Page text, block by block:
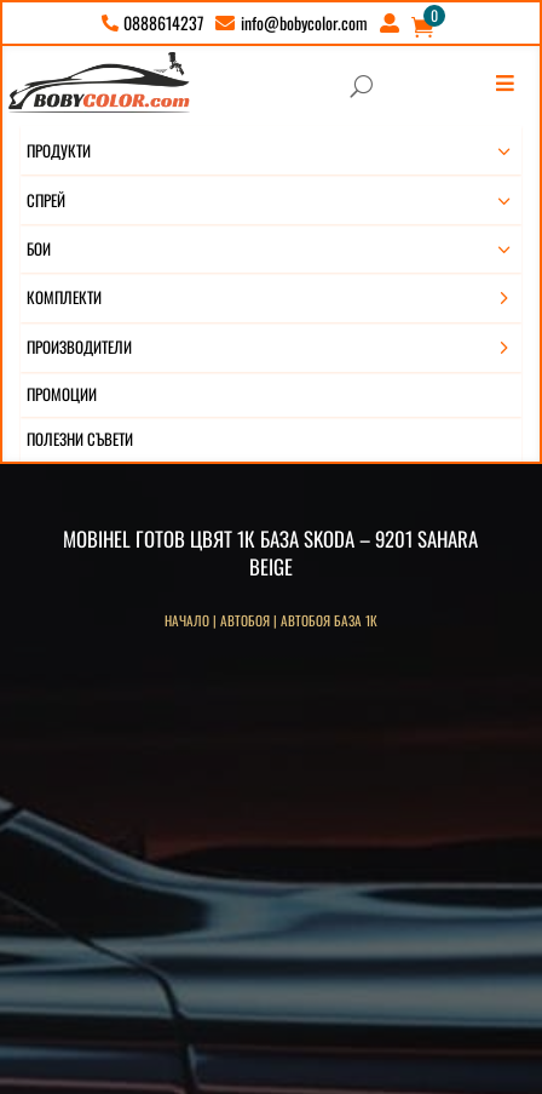
 0888614237  info@bobycolor.com  
0

3
ПРОДУКТИ
3
СПРЕЙ
3
БОИ
5
КОМПЛЕКТИ
5
ПРОИЗВОДИТЕЛИ
ПРОМОЦИИ
ПОЛЕЗНИ СЪВЕТИ
U
MOBIHЕL ГОТОВ ЦВЯТ 1К БАЗА SKODA – 9201 SAHARA
BEIGE
НАЧАЛО| АВТОБОЯ| АВТОБОЯ БАЗА 1К